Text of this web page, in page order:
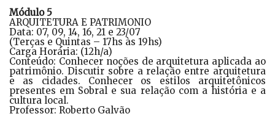
Módulo 5
ARQUITETURA E PATRIMONIO
Data: 07, 09, 14, 16, 21 e 23/07
(Terças e Quintas – 17hs às 19hs)
Carga Horária: (12h/a)
Conteúdo: Conhecer noções de arquitetura aplicada ao
patrimônio. Discutir sobre a relação entre arquitetura
e as cidades. Conhecer os estilos arquitetônicos
presentes em Sobral e sua relação com a história e a
cultura local.
Professor: Roberto Galvão